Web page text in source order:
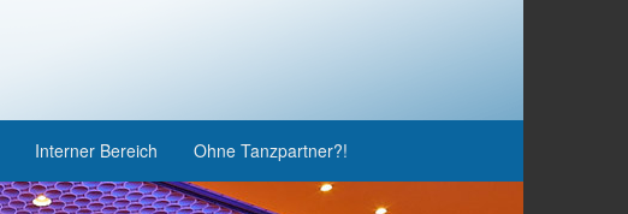
Interner Bereich Ohne Tanzpartner?!